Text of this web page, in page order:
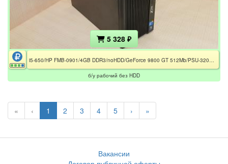
5 328 ₽
i5-650/HP FMB-0901/4GB DDR3/noHDD/GeForce 9800 GT 512Mb/PSU-320W/MidiTower17" HP Z200
б/у рабочий без HDD
« ‹ 1 2 3 4 5 › »
Вакансии